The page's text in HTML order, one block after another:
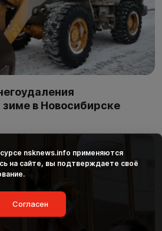
в Новосибирске
nsknews.info применяются
на сайте, вы подтверждаете своё
Согласен